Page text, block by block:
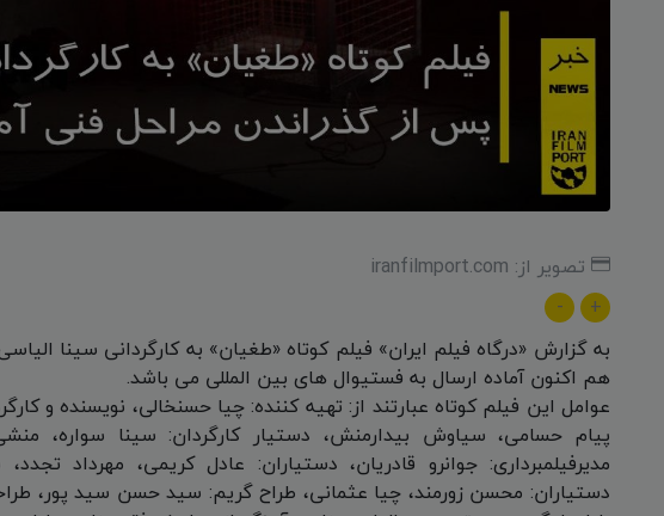
تصویر از: iranfilmport.com
+
-
به گزارش «درگاه فیلم ایران» فیلم کوتاه «طغیان» به کارگردانی سینا
هم اکنون آماده ارسال به فستیوال های بین المللی می باشد.
عوامل این فیلم کوتاه عبارتند از: تهیه کننده: چیا حسنخالی، نویسنده و
پیام حسامی، سیاوش بیدارمنش، دستیار کارگردان: سینا سواره،
مدیرفیلمبرداری: جوانرو قادریان، دستیاران: عادل کریمی، مهرداد
دستیاران: محسن زورمند، چیا عثمانی، طراح گریم: سید حسن سید پور،